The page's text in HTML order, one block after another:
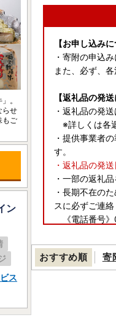
【お申し込みに
・寄附の申込
また、必ず、
【返礼品の発送
・返礼品の発
※詳しくは各
・提供事業者
す。
・返礼品の発
・一部の返礼
・長期不在の
スに必ずご連絡
《電話番号
・受取人様の
予めご了承く
・一部の返礼
・一部地域に
おすすめ順 寄
。
らせ
もご
ン
ス